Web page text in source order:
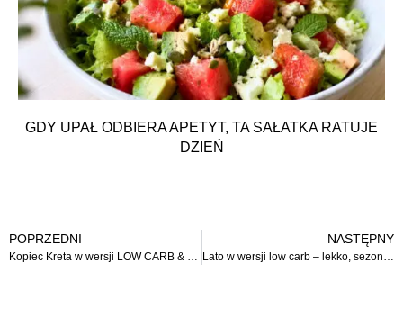
GDY UPAŁ ODBIERA APETYT, TA SAŁATKA RATUJE
DZIEŃ
POPRZEDNI NASTĘPNY